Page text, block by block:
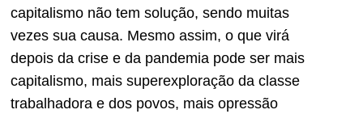
capitalismo não tem solução, sendo muitas
vezes sua causa. Mesmo assim, o que virá
depois da crise e da pandemia pode ser mais
capitalismo, mais superexploração da classe
trabalhadora e dos povos, mais opressão